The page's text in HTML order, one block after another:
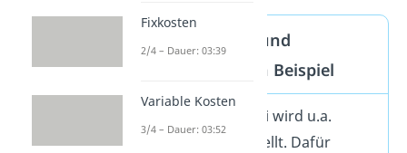
Einzelkosten und
Gemeinkosten Beispiel
In einer Bäckerei wird u.a.
Kuchen hergestellt. Dafür
Fixkosten
2/4 – Dauer: 03:39
Variable Kosten
3/4 – Dauer: 03:52